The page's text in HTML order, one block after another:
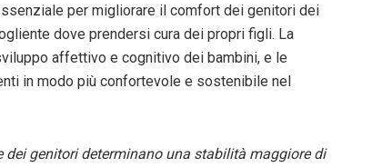
per migliorare il comfort dei genitori dei
dove prendersi cura dei propri figli. La
affettivo e cognitivo dei bambini, e le
in modo più confortevole e sostenibile nel
genitori determinano una stabilità maggiore di